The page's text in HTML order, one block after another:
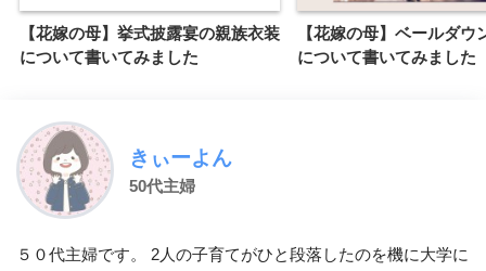
【花嫁の母】挙式披露宴の親族衣装
について書いてみました
【花嫁の母】ベールダウ
について書いてみました
きぃーよん
50代主婦
５０代主婦です。 2人の子育てがひと段落したのを機に大学に